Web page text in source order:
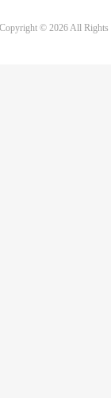
Copyright © 2026 All